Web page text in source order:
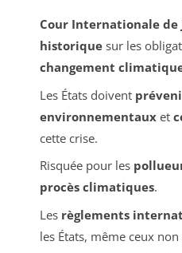
Cour Internationale de
historiquesur les
changement
Les États doivent
environnementauxet
cette crise.
Risquée pour les
procès climatiques.
Les règlements
les États, même ceux